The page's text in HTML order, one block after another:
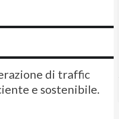
di traffic
e sostenibile.